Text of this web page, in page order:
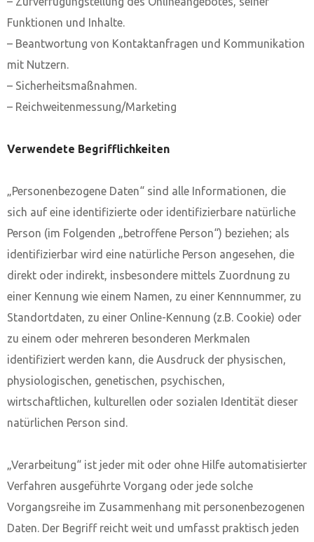
Funktionen und Inhalte.
– Beantwortung von Kontaktanfragen und Kommunikation
mit Nutzern.
– Sicherheitsmaßnahmen.
– Reichweitenmessung/Marketing
Verwendete Begrifflichkeiten
„Personenbezogene Daten“ sind alle Informationen, die
sich auf eine identifizierte oder identifizierbare natürliche
Person (im Folgenden „betroffene Person“) beziehen; als
identifizierbar wird eine natürliche Person angesehen, die
direkt oder indirekt, insbesondere mittels Zuordnung zu
einer Kennung wie einem Namen, zu einer Kennnummer, zu
Standortdaten, zu einer Online-Kennung (z.B. Cookie) oder
zu einem oder mehreren besonderen Merkmalen
identifiziert werden kann, die Ausdruck der physischen,
physiologischen, genetischen, psychischen,
wirtschaftlichen, kulturellen oder sozialen Identität dieser
natürlichen Person sind.
„Verarbeitung“ ist jeder mit oder ohne Hilfe automatisierter
Verfahren ausgeführte Vorgang oder jede solche
Vorgangsreihe im Zusammenhang mit personenbezogenen
Daten. Der Begriff reicht weit und umfasst praktisch jeden